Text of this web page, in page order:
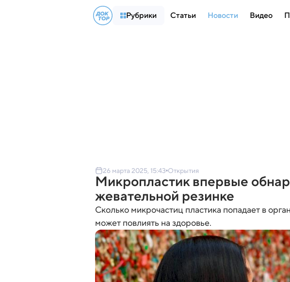
Рубрики Статьи Новости Видео
26 марта 2025, 15:43 Открытия
Микропластик впервые
жевательной резинке
Сколько микрочастиц пластика попадает в
может повлиять на здоровье.